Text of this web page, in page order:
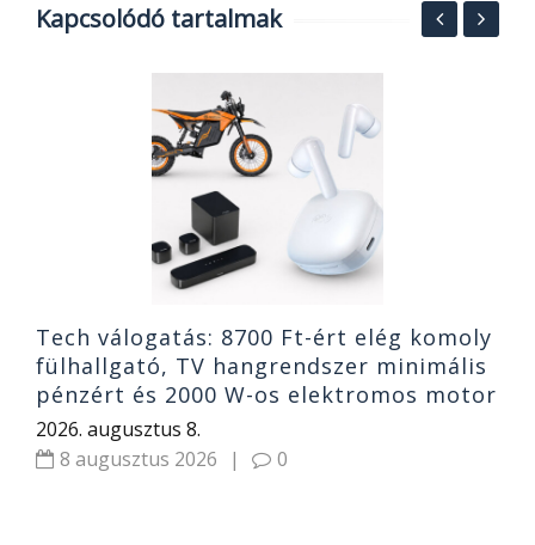
Kapcsolódó tartalmak
Tech válogatás: 8700 Ft-ért elég komoly
fülhallgató, TV hangrendszer minimális
pénzért és 2000 W-os elektromos motor
2026. augusztus 8.
8 augusztus 2026
| 0